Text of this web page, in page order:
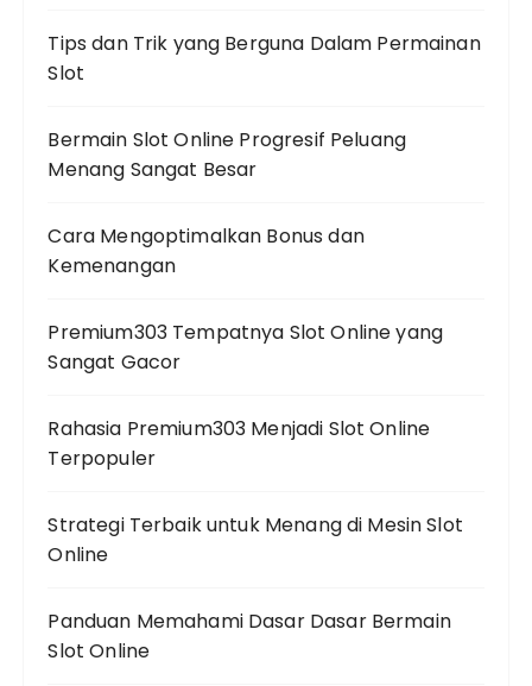
Tips dan Trik yang Berguna Dalam Permainan
Slot
Bermain Slot Online Progresif Peluang
Menang Sangat Besar
Cara Mengoptimalkan Bonus dan
Kemenangan
Premium303 Tempatnya Slot Online yang
Sangat Gacor
Rahasia Premium303 Menjadi Slot Online
Terpopuler
Strategi Terbaik untuk Menang di Mesin Slot
Online
Panduan Memahami Dasar Dasar Bermain
Slot Online